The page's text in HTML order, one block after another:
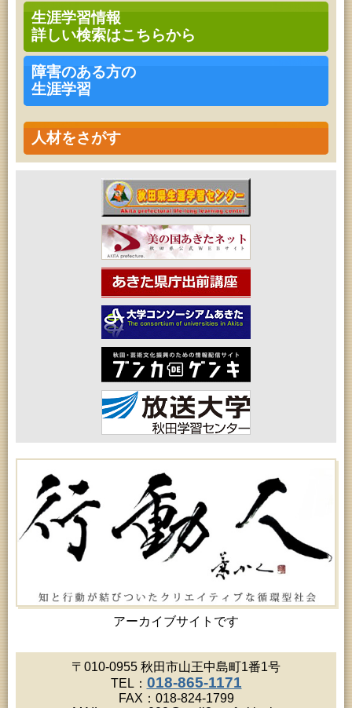
生涯学習情報
詳しい検索はこちらから
障害のある方の
生涯学習
人材をさがす
アーカイブサイトです
乳幼児教育・青少年教育「おはなしの会」
2026年08月17日 (秋田市)
高齢者教育「茨島七丁目地区高齢者学級」
2026年08月17日 (秋田市)
家庭教育「わくわく家族講座」
2026年08月17日 (秋田市)
女性教育「ミセスセミナー大住」
2026年08月18日 (秋田市)
乳幼児教育「ペンギン幼児学級」
2026年08月18日 (秋田市)
高齢者教育「泉地区高齢者学級」
2026年08月18日 (秋田市)
乳幼児・青少年教育「おはなしの会」
2026年08月18日 (秋田市)
女性教育「保戸野女性学級」
2026年08月18日 (秋田市)
高齢者教育「秋田おもと高齢者大学」
2026年08月19日 (秋田市)
成人教育「市民大学講座『佐竹史料館展示資料から
見る秋田藩と佐竹氏』」
2026年08月19日 (秋田市)
高齢者教育「川尻地区高齢者学級」
2026年08月19日 (秋田市)
女性教育「ひろば女性学級」
2026年08月19日 (秋田市)
高齢者教育「北部高齢者大学」
2026年08月20日 (秋田市)
女性教育「八橋ひまわり女性学級」
2026年08月20日 (秋田市)
乳幼児教育「カンガルー乳幼児学級」
2026年08月20日 (秋田市)
女性教育「あかしあ婦人学級」
2026年08月20日 (秋田市)
女性教育「女性セミナー『ゆうわ』」
2026年08月20日 (秋田市)
成人教育「夏の暑さに負けない薬膳料理教室」
2026年08月21日 (秋田市)
高齢者教育「保戸野地区高齢者学級」
2026年08月21日 (秋田市)
成人教育「市民体験活動推進事業『料理教室』」
2026年08月22日 (秋田市)
乳幼児・青少年教育「英語で楽しむおはなしの会」
2026年08月22日 (秋田市)
ンコインコンサートVol.68）
2026年08月22日 (能代市)
市民おもしろ塾2026年8月例会 第177回「菅江真澄
が見た能代山本」
〒010-0955 秋田市山王中島町1番1号
TEL： 018-865-1171
FAX：018-824-1799